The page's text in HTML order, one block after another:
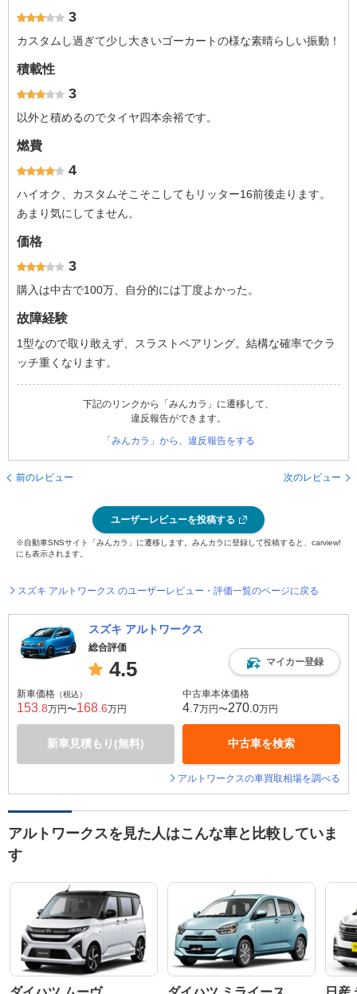
3
カスタムし過ぎて少し大きいゴーカートの様な素晴らしい振動！
積載性
3
以外と積めるのでタイヤ四本余裕です。
燃費
4
ハイオク、カスタムそこそこしてもリッター16前後走ります。
あまり気にしてません。
価格
3
購入は中古で100万、自分的には丁度よかった。
故障経験
1型なので取り敢えず、スラストベアリング。結構な確率でクラ
ッチ重くなります。
下記のリンクから「みんカラ」に遷移して、
違反報告ができます。
「みんカラ」から、違反報告をする
前のレビュー 次のレビュー
ユーザーレビューを投稿する
※自動車SNSサイト「みんカラ」に遷移します。みんカラに登録して投稿すると、carview!
にも表示されます。
スズキ アルトワークス のユーザーレビュー・評価一覧のページに戻る
スズキ アルトワークス
総合評価
4.5 マイカー登録
新車価格 （税込）
153 .8万円〜168 .6万円
新車見積もり(無料)
中古車本体価格
4 .7万円〜270 .0万円
中古車を検索
アルトワークスの車買取相場を調べる
アルトワークスを見た人はこんな車と比較していま
す